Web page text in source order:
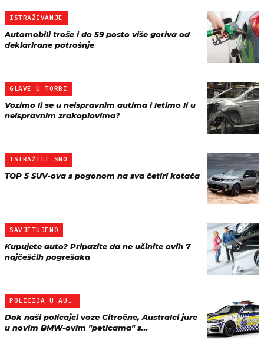
ISTRAŽIVANJE
Automobili troše i do 59 posto više goriva od
deklarirane potrošnje
GLAVE U TORBI
Vozimo li se u neispravnim autima i letimo li u
neispravnim zrakoplovima?
ISTRAŽILI SMO
TOP 5 SUV-ova s pogonom na sva četiri kotača
SAVJETUJEMO
Kupujete auto? Pripazite da ne učinite ovih 7
najčešćih pogrešaka
POLICIJA U AUSTRALIJI
Dok naši policajci voze Citroëne, Australci jure
u novim BMW-ovim "peticama" s…